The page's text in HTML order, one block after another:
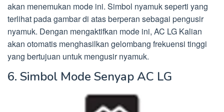
akan menemukan mode ini. Simbol nyamuk seperti yang
terlihat pada gambar di atas berperan sebagai pengusir
nyamuk. Dengan mengaktifkan mode ini, AC LG Kalian
akan otomatis menghasilkan gelombang frekuensi tinggi
yang bertujuan untuk mengusir nyamuk.
6. Simbol Mode Senyap AC LG